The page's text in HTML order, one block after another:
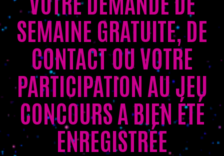
SEMAINE GRATUITE, DE
CONTACT OU VOTRE
PARTICIPATION AU JEU
CONCOURS A BIEN ÉTÉ
ENREGISTRÉE